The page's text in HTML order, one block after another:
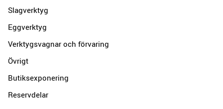
Slagverktyg
Eggverktyg
Verktygsvagnar och förvaring
Övrigt
Butiksexponering
Reservdelar